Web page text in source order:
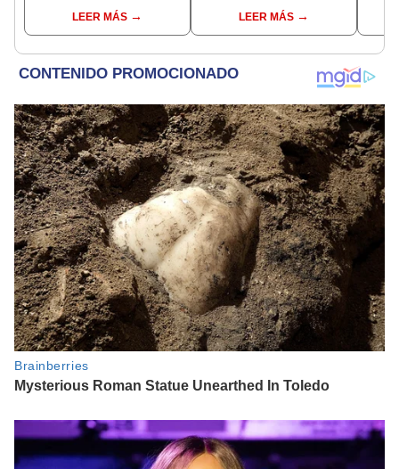
presidenta se
encontraba en Junín
LEER MÁS
exmandatario
LEER MÁS